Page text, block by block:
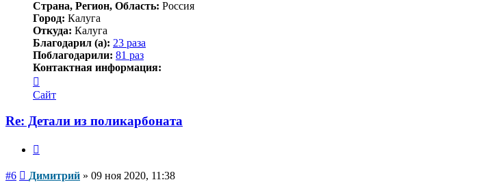
Страна, Регион, Область: Россия
Город: Калуга
Откуда: Калуга
Благодарил (а): 23 раза
Поблагодарили: 81 раз
Контактная информация:
информация
пользователя
Сайт
Re: Детали из поликарбоната
#6 Сообщение
Димитрий » 09 ноя 2020, 11:38